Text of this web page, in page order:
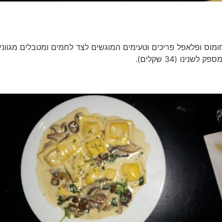
ופלאפל פריכים וטעימים המוגשים לצד לחמים ומטבלים
(34 שקלים).